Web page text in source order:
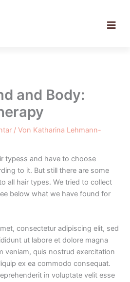
and Body:
/ Von Katharina Lehmann-
typess and have to choose
to it. But still there are some
all hair types. We tried to collect
below what we have found for
consectetur adipiscing elit, sed
ut labore et dolore magna
veniam, quis nostrud exercitation
ex ea commodo consequat.
in voluptate velit esse